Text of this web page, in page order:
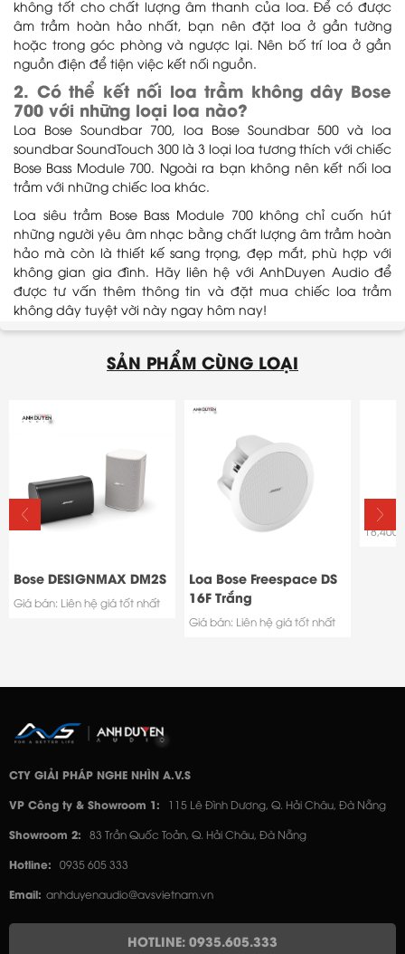
không tốt cho chất lượng âm thanh của loa. Để có được
âm trầm hoàn hảo nhất, bạn nên đặt loa ở gần tường
hoặc trong góc phòng và ngược lại. Nên bố trí loa ở gần
nguồn điện để tiện việc kết nối nguồn.
2. Có thể kết nối loa trầm không dây Bose
700 với những loại loa nào?
Loa Bose Soundbar 700, loa Bose Soundbar 500 và loa
soundbar SoundTouch 300 là 3 loại loa tương thích với chiếc
Bose Bass Module 700. Ngoài ra bạn không nên kết nối loa
trầm với những chiếc loa khác.
Loa siêu trầm Bose Bass Module 700 không chỉ cuốn hút
những người yêu âm nhạc bằng chất lượng âm trầm hoàn
hảo mà còn là thiết kế sang trọng, đẹp mắt, phù hợp với
không gian gia đình. Hãy liên hệ với AnhDuyen Audio để
được tư vấn thêm thông tin và đặt mua chiếc loa trầm
không dây tuyệt vời này ngay hôm nay!
SẢN PHẨM CÙNG LOẠI
Bose DESIGNMAX DM2S
Giá bán: Liên hệ giá tốt nhất
Loa Bose Freespace DS
16F Trắng
Giá bán: Liên hệ giá tốt nhất
Bose
CTY GIẢI PHÁP NGHE NHÌN A.V.S
VP Công ty & Showroom 1: 115 Lê Đình Dương, Q. Hải Châu, Đà Nẵng
Showroom 2: 83 Trần Quốc Toản, Q. Hải Châu, Đà Nẵng
Hotline: 0935 605 333
Email: anhduyenaudio@avsvietnam.vn
HOTLINE: 0935.605.333